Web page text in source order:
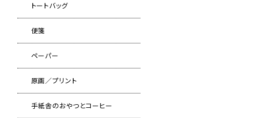
トートバッグ
便箋
ペーパー
原画／プリント
手紙舎のおやつとコーヒー